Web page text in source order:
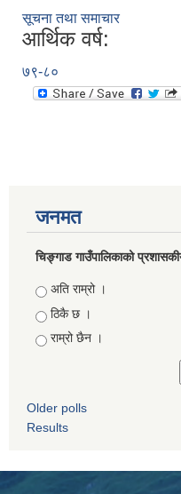
सूचना तथा समाचार
आर्थिक वर्ष:
७९-८०
जनमत
चिङ्गाड गाउँपालिकाको
Choices
अति राम्रो ।
ठिकै छ ।
राम्रो छैन ।
Older polls
Results